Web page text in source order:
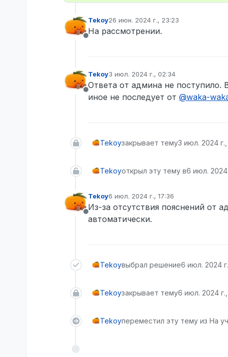
Не в сети
Tekoy26 июн. 2024 г., 23:23
отредактировано
На рассмотрении.
Не в сети
Tekoy3 июл. 2024 г., 02:34
отредактировано
Ответа от админа не поступило.
иное не последует от @waka-
Tekoyзакрывает тему3 июл. 2024
Tekoyоткрыл эту тему в6 июл. 2024
Не в сети
Tekoy6 июл. 2024 г., 17:36
отредактировано
Из-за отсутствия пояснений от
автоматически.
Tekoyвыбрал решение6 июл. 2024
Tekoyзакрывает тему6 июл. 2024 г.,
Tekoyпереместил эту тему из На